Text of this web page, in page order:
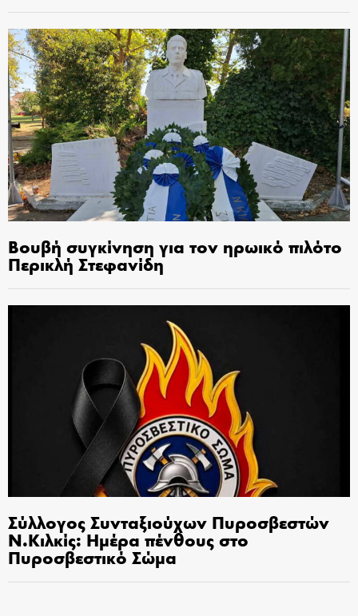
Βουβή συγκίνηση για τον ηρωικό πιλότο
Περικλή Στεφανίδη
Σύλλογος Συνταξιούχων Πυροσβεστών
Ν.Κιλκίς: Ημέρα πένθους στο
Πυροσβεστικό Σώμα